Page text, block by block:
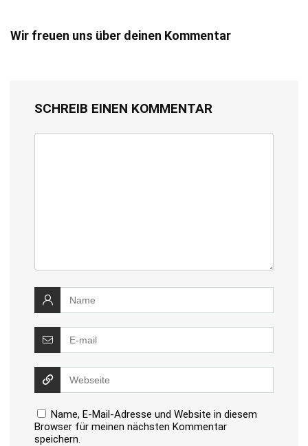
Wir freuen uns über deinen Kommentar
SCHREIB EINEN KOMMENTAR
Name, E-Mail-Adresse und Website in diesem
Browser für meinen nächsten Kommentar
speichern.